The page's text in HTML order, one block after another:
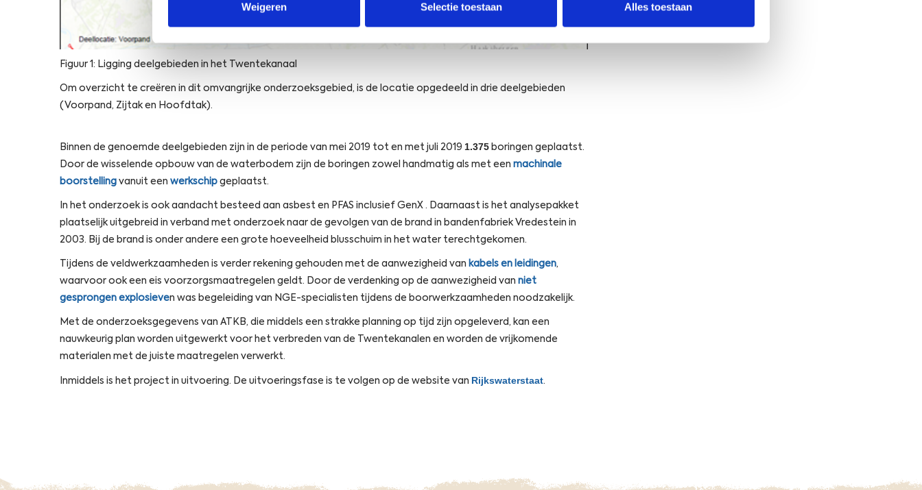
Weigeren Selectie toestaan Alles toestaan
Figuur 1: Ligging deelgebieden in het Twentekanaal
Om overzicht te creëren in dit omvangrijke onderzoeksgebied, is de locatie opgedeeld in drie deelgebieden
(Voorpand, Zijtak en Hoofdtak).
Binnen de genoemde deelgebieden zijn in de periode van mei 2019 tot en met juli 2019 1.375 boringen geplaatst.
Door de wisselende opbouw van de waterbodem zijn de boringen zowel handmatig als met een machinale
boorstelling vanuit een werkschip geplaatst.
In het onderzoek is ook aandacht besteed aan asbest en PFAS inclusief GenX . Daarnaast is het analysepakket
plaatselijk uitgebreid in verband met onderzoek naar de gevolgen van de brand in bandenfabriek Vredestein in
2003. Bij de brand is onder andere een grote hoeveelheid blusschuim in het water terechtgekomen.
Tijdens de veldwerkzaamheden is verder rekening gehouden met de aanwezigheid van kabels en leidingen,
waarvoor ook een eis voorzorgsmaatregelen geldt. Door de verdenking op de aanwezigheid van niet
gesprongen explosieven was begeleiding van NGE-specialisten tijdens de boorwerkzaamheden noodzakelijk.
Met de onderzoeksgegevens van ATKB, die middels een strakke planning op tijd zijn opgeleverd, kan een
nauwkeurig plan worden uitgewerkt voor het verbreden van de Twentekanalen en worden de vrijkomende
materialen met de juiste maatregelen verwerkt.
Inmiddels is het project in uitvoering. De uitvoeringsfase is te volgen op de website van Rijkswaterstaat.